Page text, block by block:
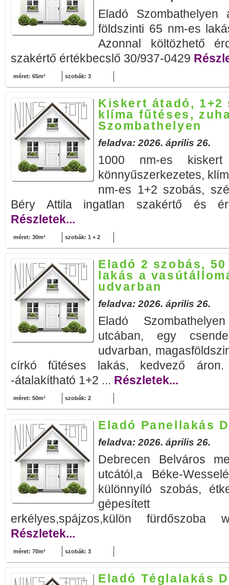
Eladó
földszinti 65 nm-es
Azonnal költözhető
szakértő értékbecslő 30/937-0429
méret: 65m² szobák: 3
Kiskert átadó, 1+2
klíma fűtéses,
Szombathelyen
feladva: 2026. április 26.
1000 nm-es
könnyűszerkezetes,
nm-es 1+2 szobás,
Béry Attila ingatlan szakértő és
Részletek...
méret: 30m² szobák: 1 + 2
Eladó 2 szobás,
lakás a
udvarban
feladva: 2026. április 26.
Eladó
utcában, egy
udvarban,
církó fűtéses lakás, kedvező
-átalakítható 1+2 ... Részletek...
méret: 50m² szobák: 2
Eladó Panellakás
feladva: 2026. április 26.
Debrecen Belváros
utcától,a Béke-
különnyíló szobás,
gépesített
erkélyes,spájzos,külön fürdőszoba
Részletek...
méret: 70m² szobák: 3
Eladó Téglalakás